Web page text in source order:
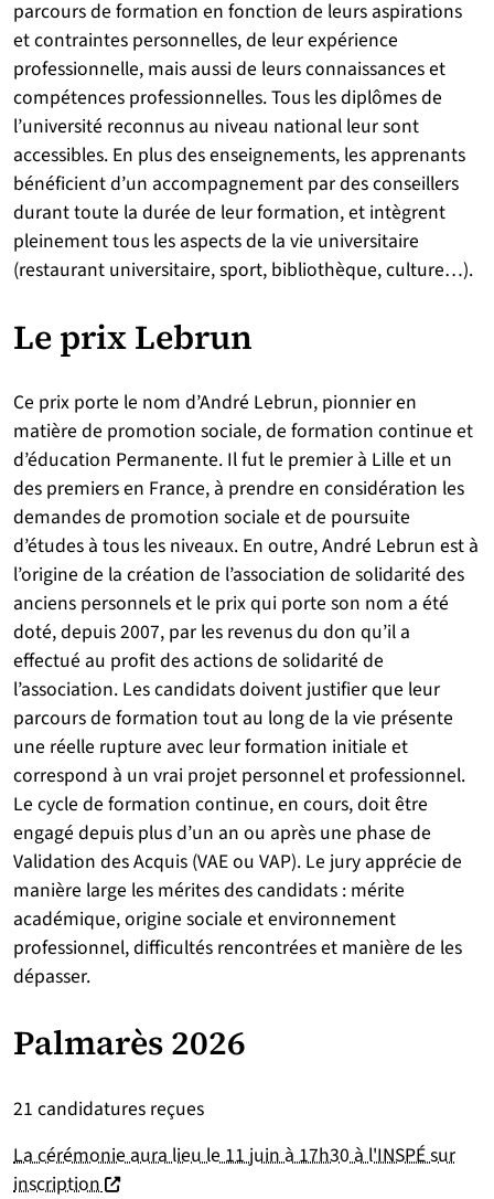
parcours de formation en fonction de leurs aspirations
et contraintes personnelles, de leur expérience
professionnelle, mais aussi de leurs connaissances et
compétences professionnelles. Tous les diplômes de
l’université reconnus au niveau national leur sont
accessibles. En plus des enseignements, les apprenants
bénéficient d’un accompagnement par des conseillers
durant toute la durée de leur formation, et intègrent
pleinement tous les aspects de la vie universitaire
(restaurant universitaire, sport, bibliothèque, culture…).
Le prix Lebrun
Ce prix porte le nom d’André Lebrun, pionnier en
matière de promotion sociale, de formation continue et
d’éducation Permanente. Il fut le premier à Lille et un
des premiers en France, à prendre en considération les
demandes de promotion sociale et de poursuite
d’études à tous les niveaux. En outre, André Lebrun est à
l’origine de la création de l’association de solidarité des
anciens personnels et le prix qui porte son nom a été
doté, depuis 2007, par les revenus du don qu’il a
effectué au profit des actions de solidarité de
l’association. Les candidats doivent justifier que leur
parcours de formation tout au long de la vie présente
une réelle rupture avec leur formation initiale et
correspond à un vrai projet personnel et professionnel.
Le cycle de formation continue, en cours, doit être
engagé depuis plus d’un an ou après une phase de
Validation des Acquis (VAE ou VAP). Le jury apprécie de
manière large les mérites des candidats : mérite
académique, origine sociale et environnement
professionnel, difficultés rencontrées et manière de les
dépasser.
Palmarès 2026
21 candidatures reçues
La cérémonie aura lieu le 11 juin à 17h30 à l'INSPÉ sur
inscription (nouvelle fenêtre)